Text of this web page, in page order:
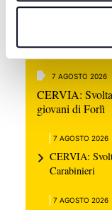
7 AGOSTO 2026
CERVIA:
giovani di Forlì
7 AGOSTO 2026
CERVIA:
Carabinieri
7 AGOSTO 2026